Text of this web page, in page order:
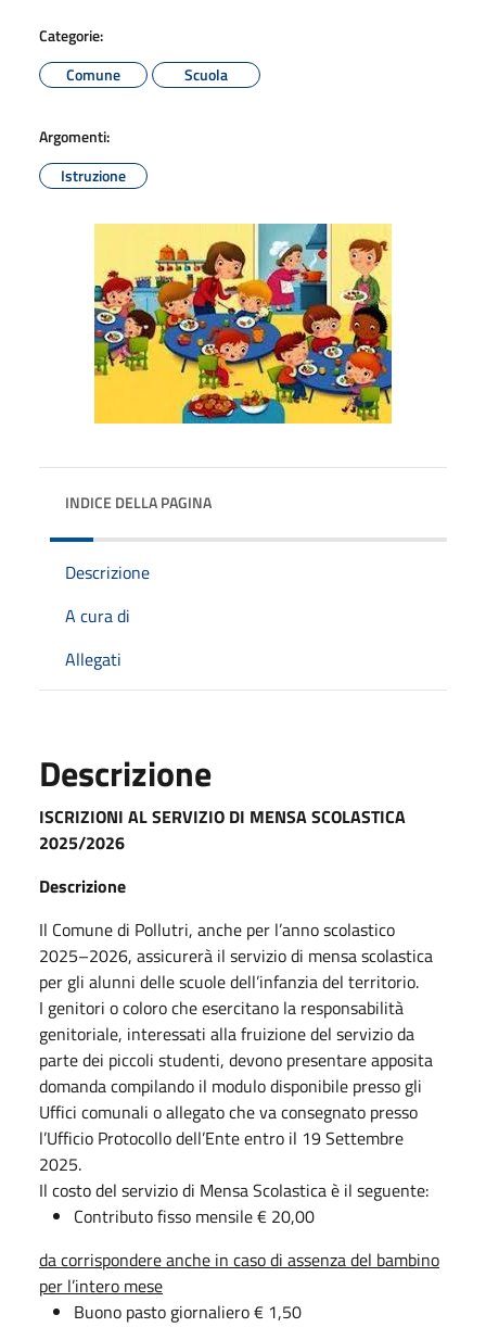
Categorie:
Comune
Scuola
Argomenti:
Istruzione
INDICE DELLA PAGINA
Descrizione
A cura di
Allegati
Descrizione
ISCRIZIONI AL SERVIZIO DI MENSA SCOLASTICA
2025/2026
Descrizione
Il Comune di Pollutri, anche per l’anno scolastico
2025–2026, assicurerà il servizio di mensa scolastica
per gli alunni delle scuole dell’infanzia del territorio.
I genitori o coloro che esercitano la responsabilità
genitoriale, interessati alla fruizione del servizio da
parte dei piccoli studenti, devono presentare apposita
domanda compilando il modulo disponibile presso gli
Uffici comunali o allegato che va consegnato presso
l’Ufficio Protocollo dell’Ente entro il 19 Settembre
2025.
Il costo del servizio di Mensa Scolastica è il seguente:
Contributo fisso mensile € 20,00
da corrispondere anche in caso di assenza del bambino
per l’intero mese
Buono pasto giornaliero € 1,50